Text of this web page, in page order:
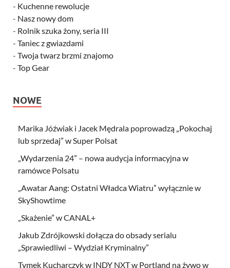
- Kuchenne rewolucje
- Nasz nowy dom
- Rolnik szuka żony, seria III
- Taniec z gwiazdami
- Twoja twarz brzmi znajomo
- Top Gear
NOWE
Marika Jóźwiak i Jacek Mędrala poprowadzą „Pokochaj
lub sprzedaj” w Super Polsat
„Wydarzenia 24” – nowa audycja informacyjna w
ramówce Polsatu
„Awatar Aang: Ostatni Władca Wiatru” wyłącznie w
SkyShowtime
„Skażenie” w CANAL+
Jakub Zdrójkowski dołącza do obsady serialu
„Sprawiedliwi – Wydział Kryminalny”
Tymek Kucharczyk w INDY NXT w Portland na żywo w